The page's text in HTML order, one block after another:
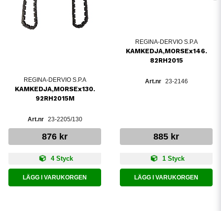
REGINA-DERVIO S.P.A
KAMKEDJA,MORSEx130.
92RH2015M
23-2205/130
876 kr
4 Styck
LÄGG I VARUKORGEN
REGINA-DERVIO S.P.A
KAMKEDJA,MORSEx146.
82RH2015
23-2146
885 kr
1 Styck
LÄGG I VARUKORGEN